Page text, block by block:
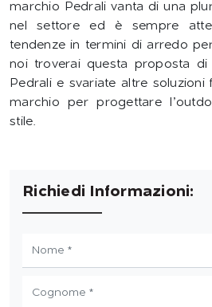
marchio Pedrali vanta di una
nel settore ed è sempre
tendenze in termini di arredo
noi troverai questa proposta di
Pedrali e svariate altre
marchio per progettare
stile.
Richiedi Informazioni: